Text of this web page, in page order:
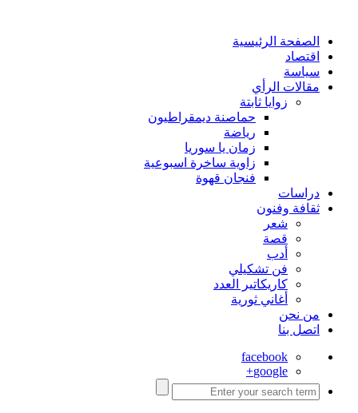
الصفحة الرئيسية
اقتصاد
سياسة
مقالات الرأي
زوايا ثابتة
حماصنة ديمقراطيون
رياضة
زمان يا سوريا
زاوية ساخرة اسبوعية
فنجان قهوة
دراسات
ثقافة وفنون
شعر
قصة
أدب
فن تشكيلي
كاريكاتير العدد
أغاني ثورية
من نحن
اتصل بنا
facebook
google+